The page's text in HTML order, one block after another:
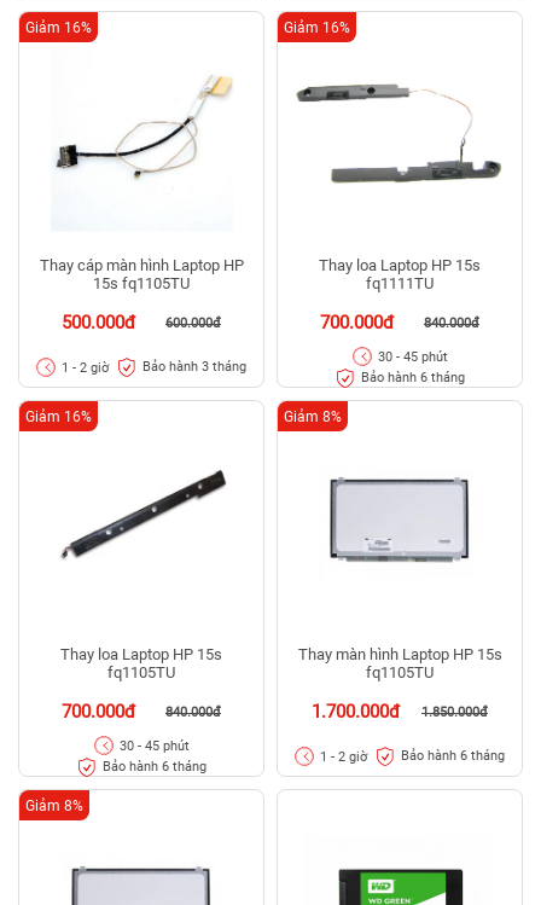
Thay cáp màn hình Laptop HP
15s fq1105TU
500.000đ 600.000đ
Giảm 16%
1 - 2 giờ Bảo hành 3 tháng
Thay loa Laptop HP 15s
fq1111TU
700.000đ 840.000đ
Giảm 16%
30 - 45 phút
Bảo hành 6 tháng
Thay loa Laptop HP 15s
fq1105TU
700.000đ 840.000đ
Giảm 16%
30 - 45 phút
Bảo hành 6 tháng
Thay màn hình Laptop HP 15s
fq1105TU
1.700.000đ 1.850.000đ
Giảm 8%
1 - 2 giờ Bảo hành 6 tháng
Giảm 8%